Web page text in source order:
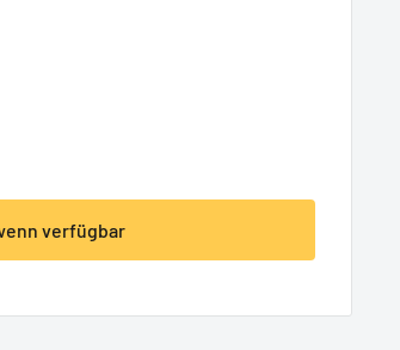
verfügbar